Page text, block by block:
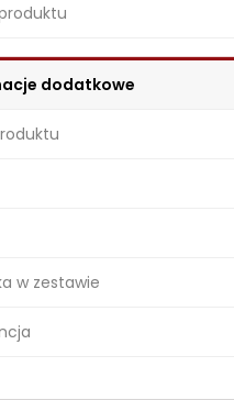
dodatkowe
w zestawie